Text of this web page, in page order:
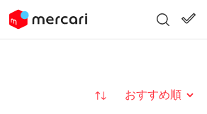
並び替え